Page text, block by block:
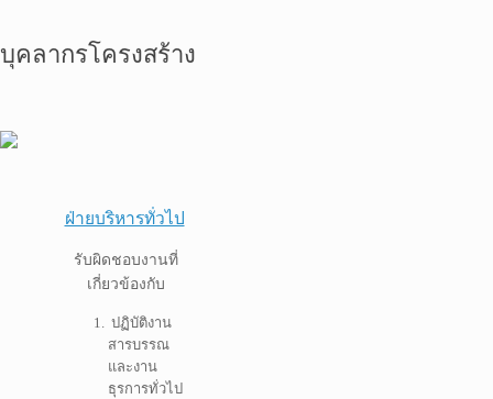
บุคลากรโครงสร้าง
ฝ่ายบริหารทั่วไป
รับผิดชอบงานที่
เกี่ยวข้องกับ
ปฏิบัติงาน
สารบรรณ
และงาน
ธุรการทั่วไป